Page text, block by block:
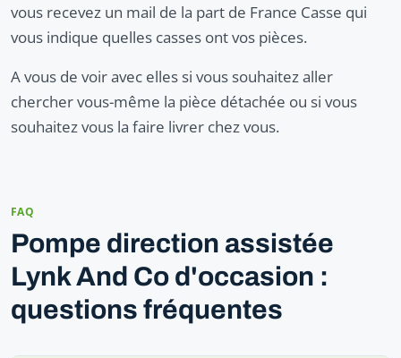
vous recevez un mail de la part de France Casse qui
vous indique quelles casses ont vos pièces.
A vous de voir avec elles si vous souhaitez aller
chercher vous-même la pièce détachée ou si vous
souhaitez vous la faire livrer chez vous.
FAQ
Pompe direction assistée
Lynk And Co d'occasion :
questions fréquentes